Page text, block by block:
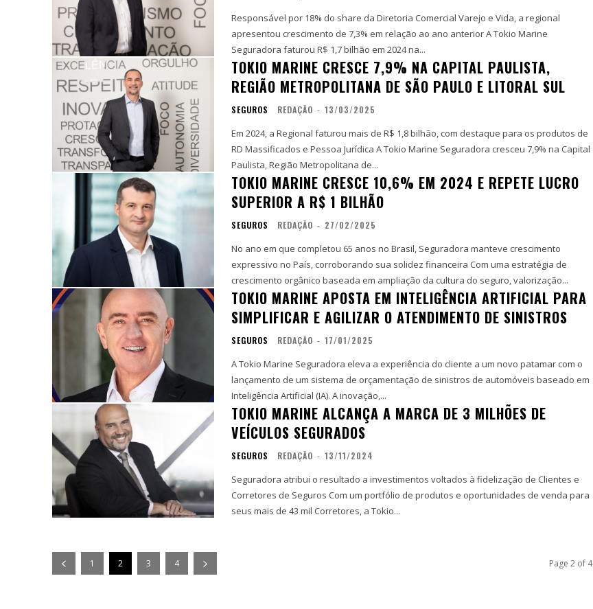
Responsável por 18% do share da Diretoria Comercial Varejo e Vida, a regional
apresentou crescimento de 7,3% em relação ao ano anterior A Tokio Marine
Seguradora faturou R$ 1,7 bilhão em 2024 na...
TOKIO MARINE CRESCE 7,9% NA CAPITAL PAULISTA,
REGIÃO METROPOLITANA DE SÃO PAULO E LITORAL SUL
SEGUROS REDAÇÃO - 13/03/2025
Em 2024, a Regional faturou mais de R$ 1,8 bilhão, com destaque para os produtos de
RD Massificados e Pessoa Jurídica A Tokio Marine Seguradora cresceu 7,9% na Capital
Paulista, Região Metropolitana de...
TOKIO MARINE CRESCE 10,6% EM 2024 E REPETE LUCRO
SUPERIOR A R$ 1 BILHÃO
SEGUROS REDAÇÃO - 27/02/2025
No ano em que completou 65 anos no Brasil, Seguradora manteve crescimento
expressivo no País, corroborando sua solidez financeira Com uma estratégia de
crescimento orgânico baseada em ampliação da cultura do seguro, valorização...
TOKIO MARINE APOSTA EM INTELIGÊNCIA ARTIFICIAL PARA
SIMPLIFICAR E AGILIZAR O ATENDIMENTO DE SINISTROS
SEGUROS REDAÇÃO - 17/01/2025
A Tokio Marine Seguradora eleva a experiência do cliente a um novo patamar com o
lançamento de um sistema de orçamentação de sinistros de automóveis baseado em
Inteligência Artificial (IA). A inovação,...
TOKIO MARINE ALCANÇA A MARCA DE 3 MILHÕES DE
VEÍCULOS SEGURADOS
SEGUROS REDAÇÃO - 13/11/2024
Seguradora atribui o resultado a investimentos voltados à fidelização de Clientes e
Corretores de Seguros Com um portfólio de produtos e oportunidades de venda para
seus mais de 43 mil Corretores, a Tokio...
1 2 3 4 Page 2 of 4